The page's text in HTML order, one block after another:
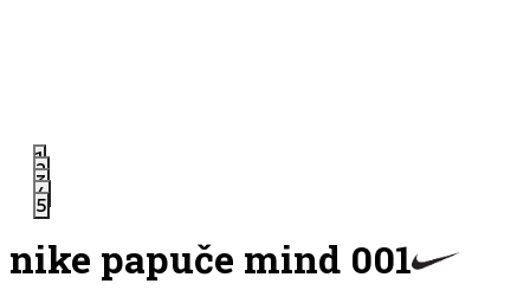
1
2
3
4
5
nike papuče mind 001